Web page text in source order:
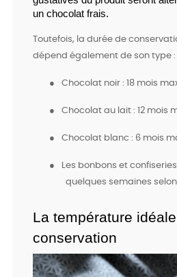
un chocolat frais.
Toutefois, la durée de
dépend également de son type :
● Chocolat noir : 18 mois
● Chocolat au lait : 12 mois
● Chocolat blanc : 6 mois
●
Les bonbons et
quelques semaines
La température
conservation